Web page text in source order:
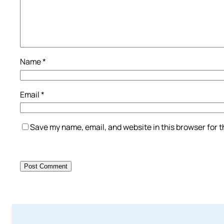
Name*
Email*
Save my name, email, and website in this browser for